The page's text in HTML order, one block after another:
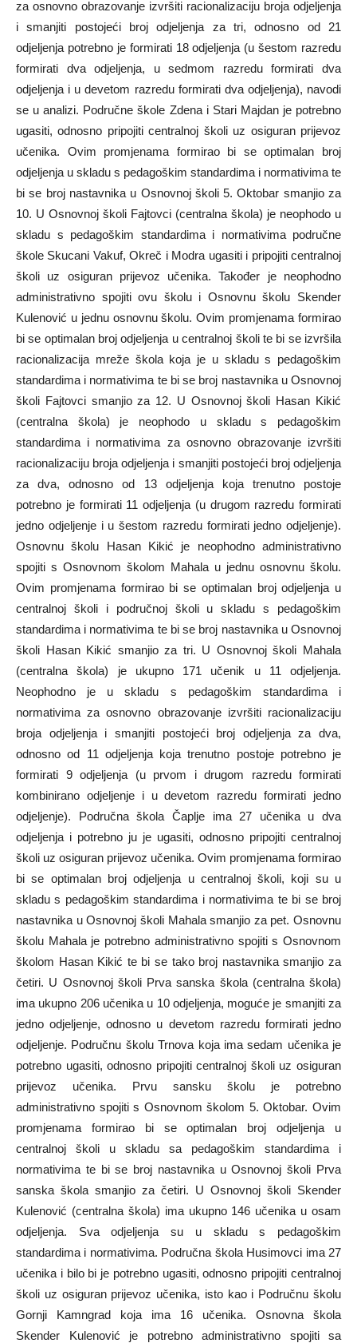
za osnovno obrazovanje izvršiti racionalizaciju broja odjeljenja
i smanjiti postojeći broj odjeljenja za tri, odnosno od 21
odjeljenja potrebno je formirati 18 odjeljenja (u šestom razredu
formirati dva odjeljenja, u sedmom razredu formirati dva
odjeljenja i u devetom razredu formirati dva odjeljenja), navodi
se u analizi. Područne škole Zdena i Stari Majdan je potrebno
ugasiti, odnosno pripojiti centralnoj školi uz osiguran prijevoz
učenika. Ovim promjenama formirao bi se optimalan broj
odjeljenja u skladu s pedagoškim standardima i normativima te
bi se broj nastavnika u Osnovnoj školi 5. Oktobar smanjio za
10. U Osnovnoj školi Fajtovci (centralna škola) je neophodo u
skladu s pedagoškim standardima i normativima područne
škole Skucani Vakuf, Okreč i Modra ugasiti i pripojiti centralnoj
školi uz osiguran prijevoz učenika. Također je neophodno
administrativno spojiti ovu školu i Osnovnu školu Skender
Kulenović u jednu osnovnu školu. Ovim promjenama formirao
bi se optimalan broj odjeljenja u centralnoj školi te bi se izvršila
racionalizacija mreže škola koja je u skladu s pedagoškim
standardima i normativima te bi se broj nastavnika u Osnovnoj
školi Fajtovci smanjio za 12. U Osnovnoj školi Hasan Kikić
(centralna škola) je neophodo u skladu s pedagoškim
standardima i normativima za osnovno obrazovanje izvršiti
racionalizaciju broja odjeljenja i smanjiti postojeći broj odjeljenja
za dva, odnosno od 13 odjeljenja koja trenutno postoje
potrebno je formirati 11 odjeljenja (u drugom razredu formirati
jedno odjeljenje i u šestom razredu formirati jedno odjeljenje).
Osnovnu školu Hasan Kikić je neophodno administrativno
spojiti s Osnovnom školom Mahala u jednu osnovnu školu.
Ovim promjenama formirao bi se optimalan broj odjeljenja u
centralnoj školi i područnoj školi u skladu s pedagoškim
standardima i normativima te bi se broj nastavnika u Osnovnoj
školi Hasan Kikić smanjio za tri. U Osnovnoj školi Mahala
(centralna škola) je ukupno 171 učenik u 11 odjeljenja.
Neophodno je u skladu s pedagoškim standardima i
normativima za osnovno obrazovanje izvršiti racionalizaciju
broja odjeljenja i smanjiti postojeći broj odjeljenja za dva,
odnosno od 11 odjeljenja koja trenutno postoje potrebno je
formirati 9 odjeljenja (u prvom i drugom razredu formirati
kombinirano odjeljenje i u devetom razredu formirati jedno
odjeljenje). Područna škola Čaplje ima 27 učenika u dva
odjeljenja i potrebno ju je ugasiti, odnosno pripojiti centralnoj
školi uz osiguran prijevoz učenika. Ovim promjenama formirao
bi se optimalan broj odjeljenja u centralnoj školi, koji su u
skladu s pedagoškim standardima i normativima te bi se broj
nastavnika u Osnovnoj školi Mahala smanjio za pet. Osnovnu
školu Mahala je potrebno administrativno spojiti s Osnovnom
školom Hasan Kikić te bi se tako broj nastavnika smanjio za
četiri. U Osnovnoj školi Prva sanska škola (centralna škola)
ima ukupno 206 učenika u 10 odjeljenja, moguće je smanjiti za
jedno odjeljenje, odnosno u devetom razredu formirati jedno
odjeljenje. Područnu školu Trnova koja ima sedam učenika je
potrebno ugasiti, odnosno pripojiti centralnoj školi uz osiguran
prijevoz učenika. Prvu sansku školu je potrebno
administrativno spojiti s Osnovnom školom 5. Oktobar. Ovim
promjenama formirao bi se optimalan broj odjeljenja u
centralnoj školi u skladu sa pedagoškim standardima i
normativima te bi se broj nastavnika u Osnovnoj školi Prva
sanska škola smanjio za četiri. U Osnovnoj školi Skender
Kulenović (centralna škola) ima ukupno 146 učenika u osam
odjeljenja. Sva odjeljenja su u skladu s pedagoškim
standardima i normativima. Područna škola Husimovci ima 27
učenika i bilo bi je potrebno ugasiti, odnosno pripojiti centralnoj
školi uz osiguran prijevoz učenika, isto kao i Područnu školu
Gornji Kamngrad koja ima 16 učenika. Osnovna škola
Skender Kulenović je potrebno administrativno spojiti sa